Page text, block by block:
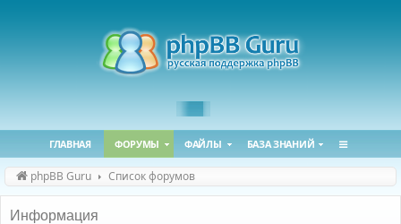
ГЛАВНАЯ ФОРУМЫ ФАЙЛЫ БАЗА ЗНАНИЙ
phpBB Guru Список форумов
Информация